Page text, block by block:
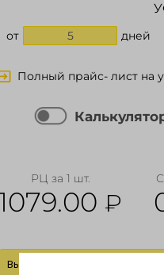
от 5 дней
Полный прайс- лист на
РЦ за 1 шт.
₽
Выбрать действие